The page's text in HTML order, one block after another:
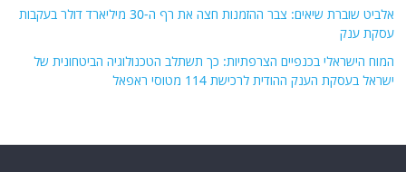
אלביט שוברת שיאים: צבר ההזמנות חצה את רף ה-30 מיליארד דולר בעקבות
עסקת ענק
המוח הישראלי בכנפיים הצרפתיות: כך תשתלב הטכנולוגיה הביטחונית של
ישראל בעסקת הענק ההודית לרכישת 114 מטוסי ראפאל